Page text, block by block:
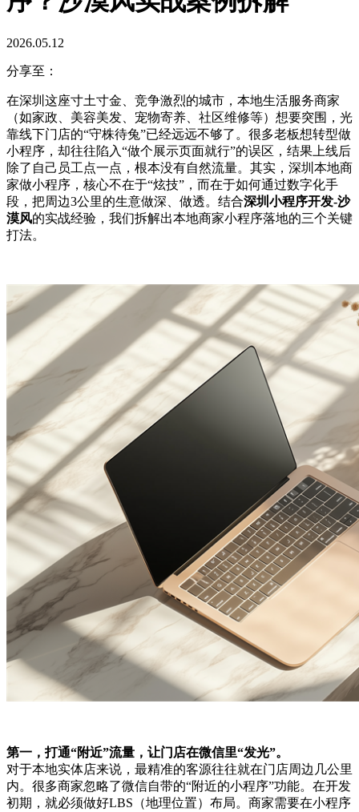
2026.05.12
分享至：
在深圳这座寸土寸金、竞争激烈的城市，本地生活服务商家
（如家政、美容美发、宠物寄养、社区维修等）想要突围，光
靠线下门店的“守株待兔”已经远远不够了。很多老板想转型做
小程序，却往往陷入“做个展示页面就行”的误区，结果上线后
除了自己员工点一点，根本没有自然流量。其实，深圳本地商
家做小程序，核心不在于“炫技”，而在于如何通过数字化手
段，把周边3公里的生意做深、做透。结合深圳小程序开发-沙
漠风的实战经验，我们拆解出本地商家小程序落地的三个关键
打法。
第一，打通“附近”流量，让门店在微信里“发光”。
对于本地实体店来说，最精准的客源往往就在门店周边几公里
内。很多商家忽略了微信自带的“附近的小程序”功能。在开发
初期，就必须做好LBS（地理位置）布局。商家需要在小程序